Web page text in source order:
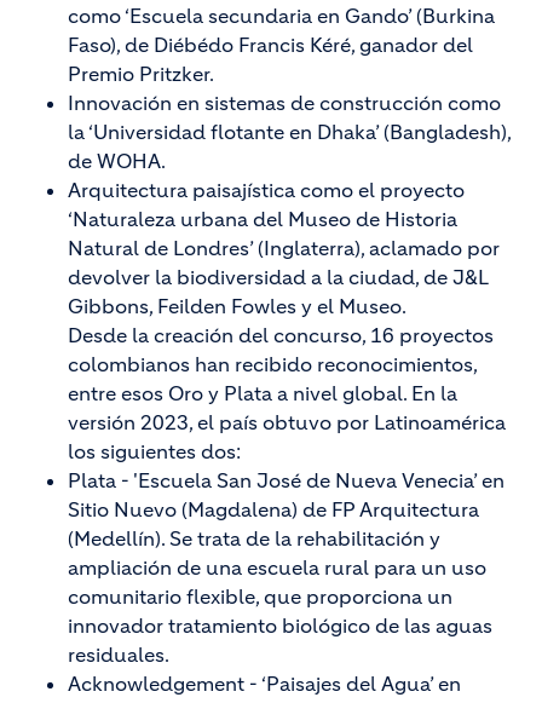
como ‘Escuela secundaria en Gando’ (Burkina
Faso), de Diébédo Francis Kéré, ganador del
Premio Pritzker.
Innovación en sistemas de construcción como
la ‘Universidad flotante en Dhaka’ (Bangladesh),
de WOHA.
Arquitectura paisajística como el proyecto
‘Naturaleza urbana del Museo de Historia
Natural de Londres’ (Inglaterra), aclamado por
devolver la biodiversidad a la ciudad, de J&L
Gibbons, Feilden Fowles y el Museo.
Desde la creación del concurso, 16 proyectos
colombianos han recibido reconocimientos,
entre esos Oro y Plata a nivel global. En la
versión 2023, el país obtuvo por Latinoamérica
los siguientes dos:
Plata - 'Escuela San José de Nueva Venecia’ en
Sitio Nuevo (Magdalena) de FP Arquitectura
(Medellín). Se trata de la rehabilitación y
ampliación de una escuela rural para un uso
comunitario flexible, que proporciona un
innovador tratamiento biológico de las aguas
residuales.
Acknowledgement - ‘Paisajes del Agua’ en